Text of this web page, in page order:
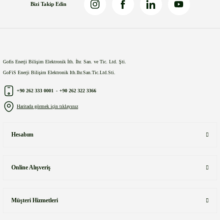
Bizi Takip Edin
Gofis Enerji Bilişim Elektronik İth. İhr. San. ve Tic. Ltd. Şti.
GoFiS Enerji Bilişim Elektronik Ith.Ihr.San.Tic.Ltd.Sti.
+90 262 333 0001 - +90 262 322 3366
Haritada görmek için tıklayınız
Hesabım
Online Alışveriş
Müşteri Hizmetleri